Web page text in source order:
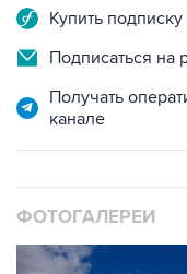
Купить
Подписаться на
Получать
канале
ФОТОГАЛЕРЕИ